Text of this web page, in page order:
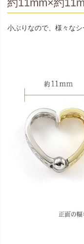
約11mm×約
小ぶりなので、様々なシ